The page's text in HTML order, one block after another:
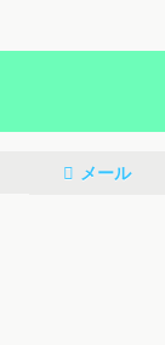
メール